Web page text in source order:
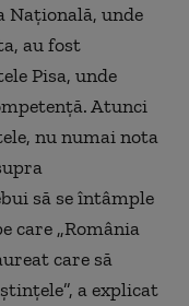
Națională, unde
au fost
Pisa, unde
Atunci
nu numai nota
să se întâmple
care „România
care să
a explicat